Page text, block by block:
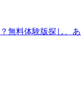
無料体験版探し、あ